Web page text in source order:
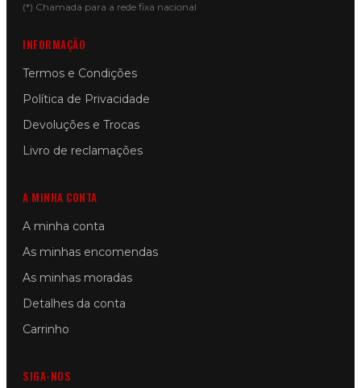
(*) Chamada para a rede fixa nacional
INFORMAÇÃO
Termos e Condições
Política de Privacidade
Devoluções e Trocas
Livro de reclamações
A MINHA CONTA
A minha conta
As minhas encomendas
As minhas moradas
Detalhes da conta
Carrinho
SIGA-NOS